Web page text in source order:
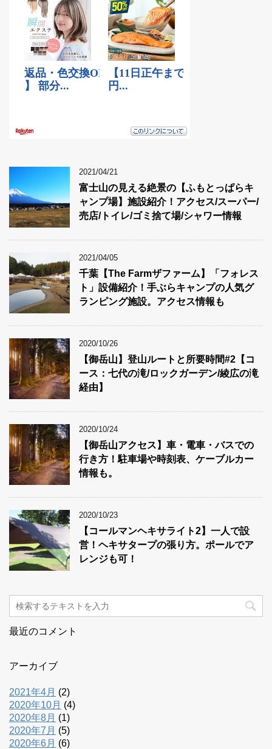
2021/04/21
富士山の見える絶景の【ふもとっぱらキ
ャンプ場】施設紹介！アクセス/スーパー/
売店/トイレ/ゴミ捨て場/シャワー情報
2021/04/05
千葉【The Farmザファーム】「フォレス
ト」設備紹介！手ぶらキャンプの人気グ
ランピング施設。アクセス情報も
2020/10/26
【御岳山】登山ルートと所要時間#2【コ
ース：七代の滝/ロックガーデン/綾広の滝
経由】
2020/10/24
【御岳山アクセス】車・電車・バスでの
行き方！駐車場や時刻表、ケーブルカー
情報も。
2020/10/23
【コールマンヘキサライト2】一人で設
営！ヘキサタープの張り方。ポールでア
レンジも可！
最近のコメント
アーカイブ
2021年4月 (2)
2020年10月 (4)
2020年8月 (1)
2020年7月 (5)
2020年6月 (6)